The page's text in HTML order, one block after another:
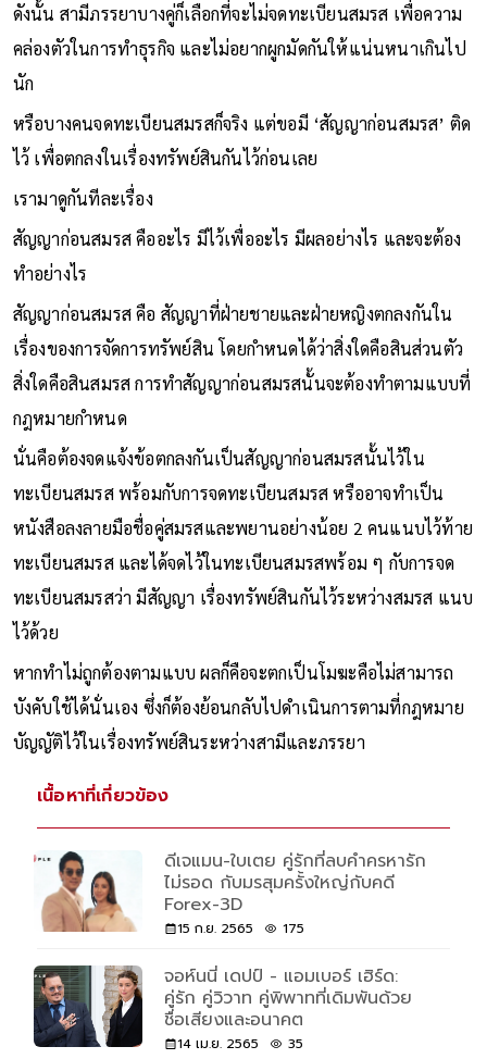
ดังนั้น สามีภรรยาบางคู่ก็เลือกที่จะไม่จดทะเบียนสมรส เพื่อความ
คล่องตัวในการทำธุรกิจ และไม่อยากผูกมัดกันให้แน่นหนาเกินไป
นัก
หรือบางคนจดทะเบียนสมรสก็จริง แต่ขอมี ‘สัญญาก่อนสมรส’ ติด
ไว้ เพื่อตกลงในเรื่องทรัพย์สินกันไว้ก่อนเลย
เรามาดูกันทีละเรื่อง
สัญญาก่อนสมรส คืออะไร มีไว้เพื่ออะไร มีผลอย่างไร และจะต้อง
ทำอย่างไร
สัญญาก่อนสมรส คือ สัญญาที่ฝ่ายชายและฝ่ายหญิงตกลงกันใน
เรื่องของการจัดการทรัพย์สิน โดยกำหนดได้ว่าสิ่งใดคือสินส่วนตัว
สิ่งใดคือสินสมรส การทำสัญญาก่อนสมรสนั้นจะต้องทำตามแบบที่
กฎหมายกำหนด
นั่นคือต้องจดแจ้งข้อตกลงกันเป็นสัญญาก่อนสมรสนั้นไว้ใน
ทะเบียนสมรส พร้อมกับการจดทะเบียนสมรส หรืออาจทำเป็น
หนังสือลงลายมือชื่อคู่สมรสและพยานอย่างน้อย 2 คนแนบไว้ท้าย
ทะเบียนสมรส และได้จดไว้ในทะเบียนสมรสพร้อม ๆ กับการจด
ทะเบียนสมรสว่า มีสัญญา เรื่องทรัพย์สินกันไว้ระหว่างสมรส แนบ
ไว้ด้วย
หากทำไม่ถูกต้องตามแบบ ผลก็คือจะตกเป็นโมฆะคือไม่สามารถ
บังคับใช้ได้นั่นเอง ซึ่งก็ต้องย้อนกลับไปดำเนินการตามที่กฎหมาย
บัญญัติไว้ในเรื่องทรัพย์สินระหว่างสามีและภรรยา
เนื้อหาที่เกี่ยวข้อง
ดีเจแมน-ใบเตย คู่รักที่ลบคำครหารัก
ไม่รอด กับมรสุมครั้งใหญ่กับคดี
Forex-3D
15 ก.ย. 2565 175
จอห์นนี่ เดปป์ - แอมเบอร์ เฮิร์ด:
คู่รัก คู่วิวาท คู่พิพาทที่เดิมพันด้วย
ชื่อเสียงและอนาคต
14 เม.ย. 2565 35